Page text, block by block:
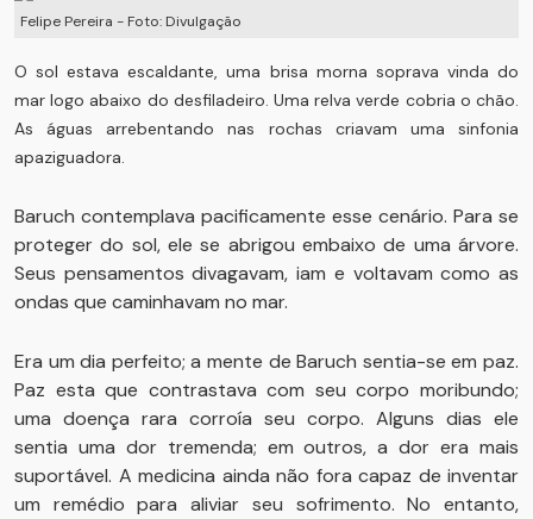
Felipe Pereira - Foto: Divulgação
O sol estava escaldante, uma brisa morna soprava vinda do
mar logo abaixo do desfiladeiro. Uma relva verde cobria o chão.
As águas arrebentando nas rochas criavam uma sinfonia
apaziguadora.
Baruch contemplava pacificamente esse cenário. Para se
proteger do sol, ele se abrigou embaixo de uma árvore.
Seus pensamentos divagavam, iam e voltavam como as
ondas que caminhavam no mar.
Era um dia perfeito; a mente de Baruch sentia-se em paz.
Paz esta que contrastava com seu corpo moribundo;
uma doença rara corroía seu corpo. Alguns dias ele
sentia uma dor tremenda; em outros, a dor era mais
suportável. A medicina ainda não fora capaz de inventar
um remédio para aliviar seu sofrimento. No entanto,